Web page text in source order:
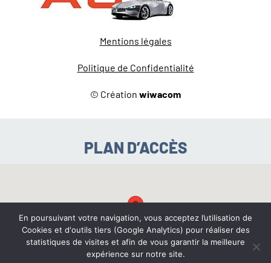
Mentions légales
Politique de Confidentialité
© Création wiwacom
PLAN D’ACCÈS
En poursuivant votre navigation, vous acceptez l’utilisation de
Cookies et d'outils tiers (Google Analytics) pour réaliser des
statistiques de visites et afin de vous garantir la meilleure
expérience sur notre site.